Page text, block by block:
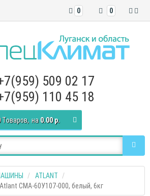
0
0
509 02 17
110 45 18
Tоваров, на 0.00 р.
ATLANT
СМА-60У107-000, белый, 6кг